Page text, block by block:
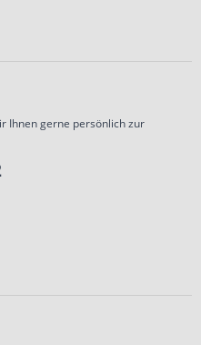
Ihnen gerne persönlich zur